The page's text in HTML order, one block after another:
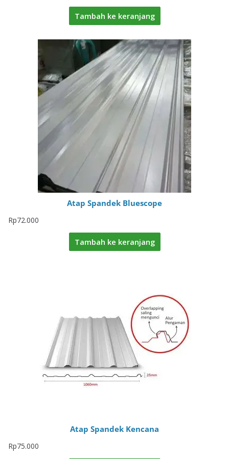
Tambah ke keranjang
Atap Spandek Bluescope
Rp72.000
Tambah ke keranjang
Atap Spandek Kencana
Rp75.000